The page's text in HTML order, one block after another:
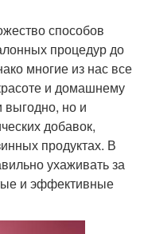
способов
процедур до
многие из нас все
и домашнему
выгодно, но и
добавок,
продуктах. В
ухаживать за
и эффективные